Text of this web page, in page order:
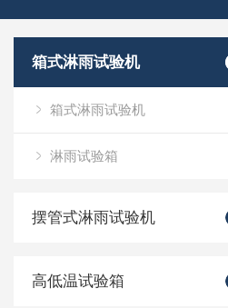
箱式淋雨试验机
箱式淋雨试验机
淋雨试验箱
摆管式淋雨试验机
高低温试验箱